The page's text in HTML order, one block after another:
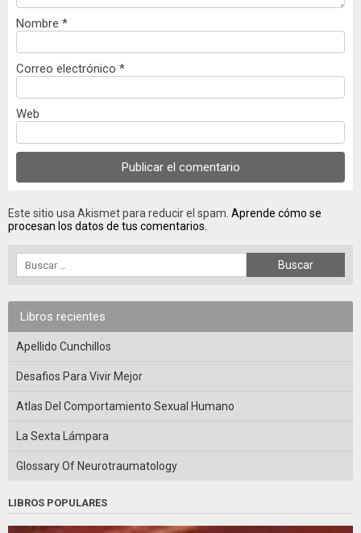
Nombre *
Correo electrónico *
Web
Este sitio usa Akismet para reducir el spam. Aprende cómo se
procesan los datos de tus comentarios.
Libros recientes
Apellido Cunchillos
Desafios Para Vivir Mejor
Atlas Del Comportamiento Sexual Humano
La Sexta Lámpara
Glossary Of Neurotraumatology
LIBROS POPULARES